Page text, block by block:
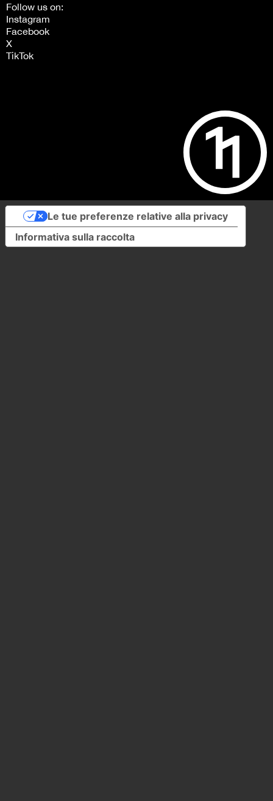
Follow us on:
Instagram
Facebook
X
TikTok
Informativa sulla raccolta
Le tue preferenze relative alla privacy